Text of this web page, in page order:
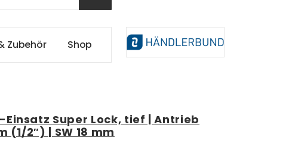
Zubehör Shop
Einsatz Super Lock, tief | Antrieb
(1/2″) | SW 18 mm